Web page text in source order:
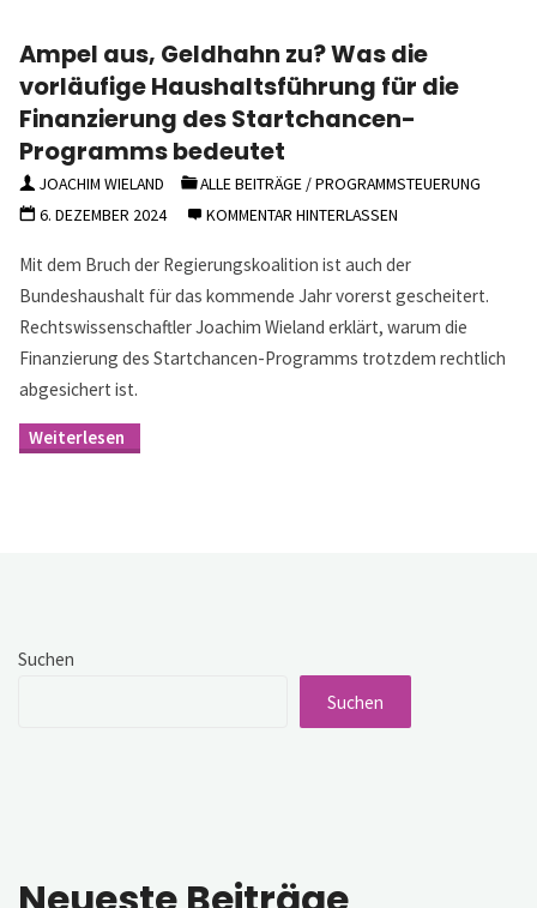
Ampel aus, Geldhahn zu? Was die
vorläufige Haushaltsführung für die
Finanzierung des Startchancen-
Programms bedeutet
JOACHIM WIELAND ALLE BEITRÄGE/PROGRAMMSTEUERUNG
6. DEZEMBER 2024
KOMMENTAR HINTERLASSEN
Mit dem Bruch der Regierungskoalition ist auch der
Bundeshaushalt für das kommende Jahr vorerst gescheitert.
Rechtswissenschaftler Joachim Wieland erklärt, warum die
Finanzierung des Startchancen-Programms trotzdem rechtlich
abgesichert ist.
aus,
Suchen
Suchen